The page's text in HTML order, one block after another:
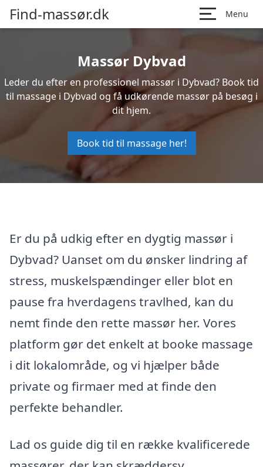
Find-massør.dk Menu
Massør Dybvad
Leder du efter en professionel massør i Dybvad? Book tid
til massage i Dybvad og få udkørende massør på besøg i
dit hjem.
Book tid til massage her!
Er du på udkig efter en dygtig massør i
Dybvad? Uanset om du ønsker lindring af
stress, muskelspændinger eller blot en
pause fra hverdagens travlhed, kan du
nemt finde den rette massør her. Vores
platform gør det enkelt at booke massage
i dit lokalområde, og vi hjælper både
private og firmaer med at finde den
perfekte behandler.
Lad os guide dig til en række kvalificerede